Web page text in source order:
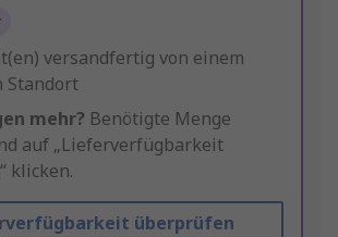
versandfertig von einem
Standort
mehr? Benötigte Menge
auf „Lieferverfügbarkeit
klicken.
überprüfen